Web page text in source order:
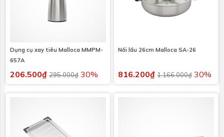
Dụng cụ xay tiêu Malloca MMPM-
657A
206.500₫ 295.000₫ 30%
Nồi lẩu 26cm Malloca SA-26
816.200₫ 1.166.000₫ 30%